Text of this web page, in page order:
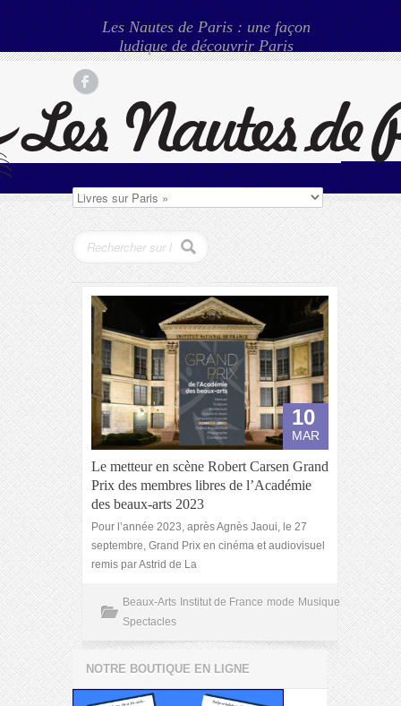
Les Nautes de Paris : une façon
ludique de découvrir Paris
10
MAR
Le metteur en scène Robert Carsen Grand
Prix des membres libres de l’Académie
des beaux-arts 2023
Pour l’année 2023, après Agnès Jaoui, le 27
septembre, Grand Prix en cinéma et audiovisuel
remis par Astrid de La
Beaux-Arts Institut de France mode Musique
Spectacles
NOTRE BOUTIQUE EN LIGNE